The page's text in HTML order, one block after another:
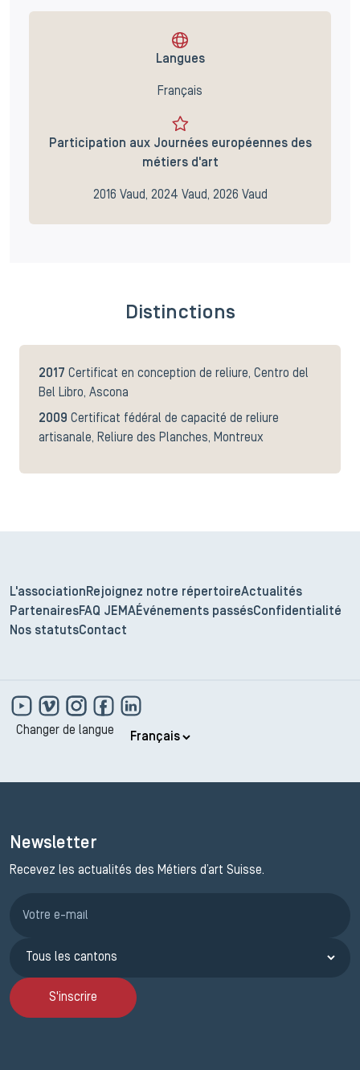
Langues
Français
Participation aux Journées européennes des
métiers d'art
2016 Vaud, 2024 Vaud, 2026 Vaud
Distinctions
2017 Certificat en conception de reliure, Centro del
Bel Libro, Ascona
2009 Certificat fédéral de capacité de reliure
artisanale, Reliure des Planches, Montreux
L'association Rejoignez notre répertoireActualités
PartenairesFAQ JEMAÉvénements passésConfidentialité
Nos statutsContact
Changer de langue
Newsletter
Recevez les actualités des Métiers d’art Suisse.
S'inscrire